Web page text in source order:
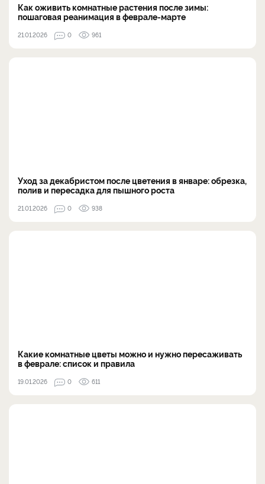
Как оживить комнатные растения после зимы:
пошаговая реанимация в феврале-марте
21.01.2026 0 961
Уход за декабристом после цветения в январе: обрезка,
полив и пересадка для пышного роста
21.01.2026 0 938
Какие комнатные цветы можно и нужно пересаживать
в феврале: список и правила
19.01.2026 0 611